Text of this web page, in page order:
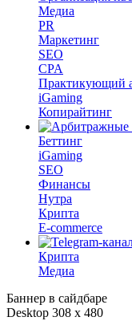
Медиа
PR
Маркетинг
SEO
CPA
Практикующий
iGaming
Копирайтинг
Беттинг
iGaming
SEO
Финансы
Нутра
Крипта
E-commerce
Крипта
Медиа
Баннер в сайдбаре
Desktop 308 х 480